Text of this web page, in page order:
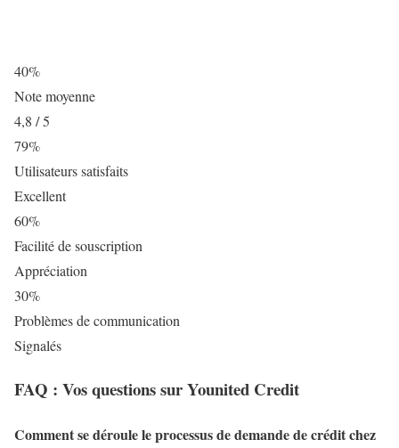
40%
Note moyenne
4,8 / 5
79%
Utilisateurs satisfaits
Excellent
60%
Facilité de souscription
Appréciation
30%
Problèmes de communication
Signalés
FAQ : Vos questions sur Younited Credit
Comment se déroule le processus de demande de crédit chez